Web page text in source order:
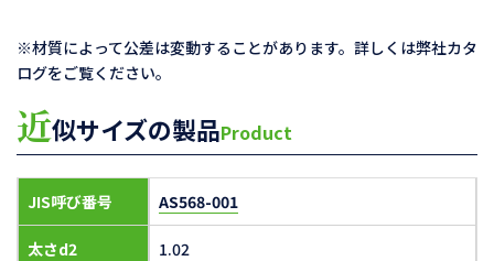
※材質によって公差は変動することがあります。詳しくは弊社カタ
ログをご覧ください。
近似サイズの製品Product
JIS呼び番号
太さd2
AS568-001
1.02